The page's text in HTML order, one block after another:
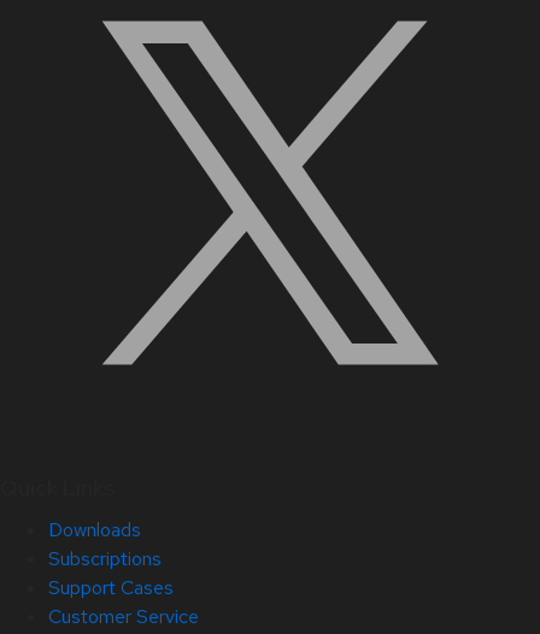
Downloads
Subscriptions
Support Cases
Customer Service